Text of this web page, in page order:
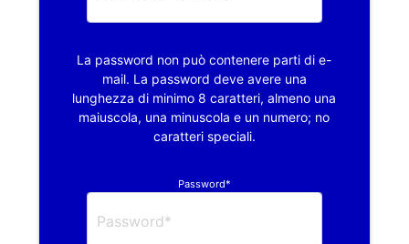
La password non può contenere parti di e-
mail. La password deve avere una
lunghezza di minimo 8 caratteri, almeno una
maiuscola, una minuscola e un numero; no
caratteri speciali.
Password*